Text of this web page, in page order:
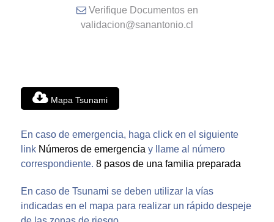
Verifique Documentos en
validacion@sanantonio.cl
Mapa Tsunami
En caso de emergencia, haga click en el siguiente
link Números de emergencia y llame al número
correspondiente. 8 pasos de una familia preparada
En caso de Tsunami se deben utilizar la vías
indicadas en el mapa para realizar un rápido despeje